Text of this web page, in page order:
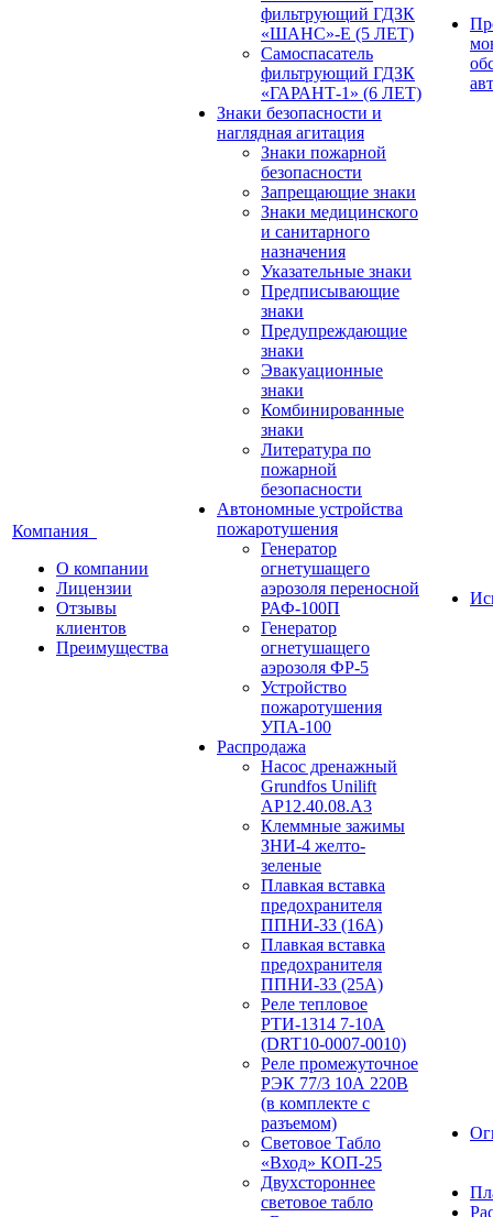
Компания
О компании
Лицензии
Отзывы
клиентов
Преимущества
фильтрующий ГДЗК
«ШАНС»-Е (5 ЛЕТ)
Самоспасатель
фильтрующий ГДЗК
«ГАРАНТ-1» (6 ЛЕТ)
Знаки безопасности и
наглядная агитация
Знаки пожарной
безопасности
Запрещающие знаки
Знаки медицинского
и санитарного
назначения
Указательные знаки
Предписывающие
знаки
Предупреждающие
знаки
Эвакуационные
знаки
Комбинированные
знаки
Литература по
пожарной
безопасности
Автономные устройства
пожаротушения
Генератор
огнетушащего
аэрозоля переносной
РАФ-100П
Генератор
огнетушащего
аэрозоля ФР-5
Устройство
пожаротушения
УПА-100
Распродажа
Насос дренажный
Grundfos Unilift
АP12.40.08.A3
Клеммные зажимы
ЗНИ-4 желто-
зеленые
Плавкая вставка
предохранителя
ППНИ-33 (16А)
Плавкая вставка
предохранителя
ППНИ-33 (25А)
Реле тепловое
РТИ-1314 7-10А
(DRT10-0007-0010)
Реле промежуточное
РЭК 77/3 10А 220В
(в комплекте с
разъемом)
Световое Табло
«Вход» КОП-25
Двухстороннее
световое табло